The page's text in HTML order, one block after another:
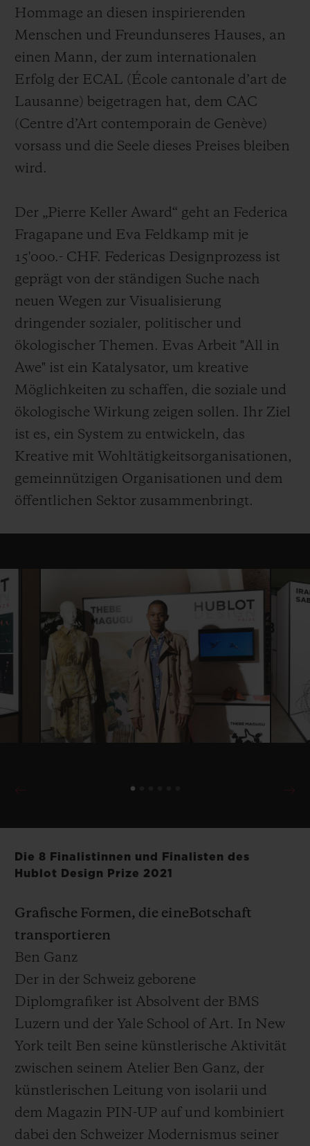
Hommage an diesen inspirierenden
Menschen und Freundunseres Hauses, an
einen Mann, der zum internationalen
Erfolg der ECAL (École cantonale d’art de
Lausanne) beigetragen hat, dem CAC
(Centre d’Art contemporain de Genève)
vorsass und die Seele dieses Preises bleiben
wird.
Der „Pierre Keller Award“ geht an Federica
Fragapane und Eva Feldkamp mit je
15'000.- CHF. Federicas Designprozess ist
geprägt von der ständigen Suche nach
neuen Wegen zur Visualisierung
dringender sozialer, politischer und
ökologischer Themen. Evas Arbeit "All in
Awe" ist ein Katalysator, um kreative
Möglichkeiten zu schaffen, die soziale und
ökologische Wirkung zeigen sollen. Ihr Ziel
ist es, ein System zu entwickeln, das
Kreative mit Wohltätigkeitsorganisationen,
gemeinnützigen Organisationen und dem
öffentlichen Sektor zusammenbringt.
Die 8 Finalistinnen und Finalisten des
Hublot Design Prize 2021
Grafische Formen, die eineBotschaft
transportieren
Ben Ganz
Der in der Schweiz geborene
Diplomgrafiker ist Absolvent der BMS
Luzern und der Yale School of Art. In New
York teilt Ben seine künstlerische Aktivität
zwischen seinem Atelier Ben Ganz, der
künstlerischen Leitung von isolarii und
dem Magazin PIN-UP auf und kombiniert
dabei den Schweizer Modernismus seiner